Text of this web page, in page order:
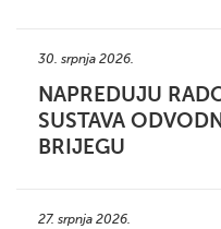
30. srpnja 2026.
NAPREDUJU
SUSTAVA
BRIJEGU
27. srpnja 2026.